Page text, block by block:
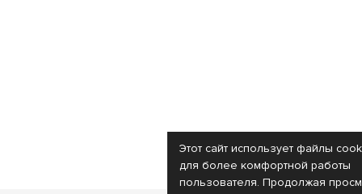
Этот сайт использует файлы
для более комфортной работы
пользователя. Продолжая